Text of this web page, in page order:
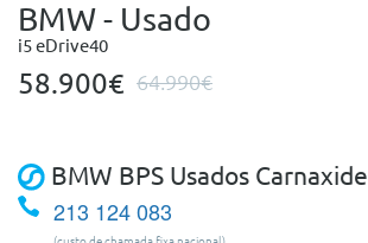
BMW - Usado
i5 eDrive40
58.900€ 64.990€
BMW BPS Usados Carnaxide
213 124 083